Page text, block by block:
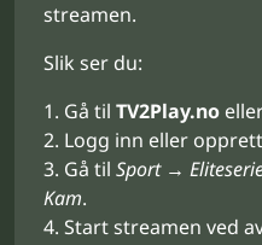
streamen.
Slik ser du:
Gå til TV2Play.no
Logg inn eller
Gå til Sport →
Kam.
Start streamen ved